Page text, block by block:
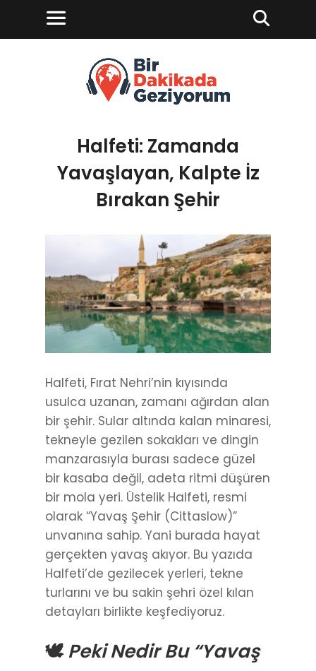
Halfeti: Zamanda
Yavaşlayan, Kalpte İz
Bırakan Şehir
Halfeti, Fırat Nehri’nin kıyısında
usulca uzanan, zamanı ağırdan alan
bir şehir. Sular altında kalan minaresi,
tekneyle gezilen sokakları ve dingin
manzarasıyla burası sadece güzel
bir kasaba değil, adeta ritmi düşüren
bir mola yeri. Üstelik Halfeti, resmi
olarak “Yavaş Şehir (Cittaslow)”
unvanına sahip. Yani burada hayat
gerçekten yavaş akıyor. Bu yazıda
Halfeti’de gezilecek yerleri, tekne
turlarını ve bu sakin şehri özel kılan
detayları birlikte keşfediyoruz.
🕊️Peki Nedir Bu “Yavaş